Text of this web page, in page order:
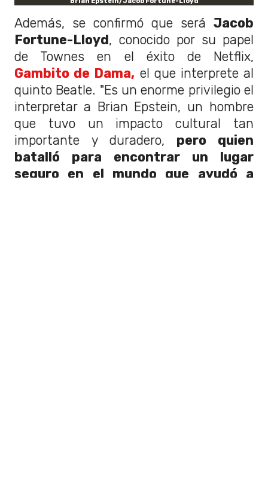
Además, se confirmó que será Jacob
Fortune-Lloyd, conocido por su papel
de Townes en el éxito de Netflix,
Gambito de Dama, el que interprete al
quinto Beatle. "Es un enorme privilegio el
interpretar a Brian Epstein, un hombre
que tuvo un impacto cultural tan
importante y duradero, pero quien
batalló para encontrar un lugar
seguro en el mundo que ayudó a